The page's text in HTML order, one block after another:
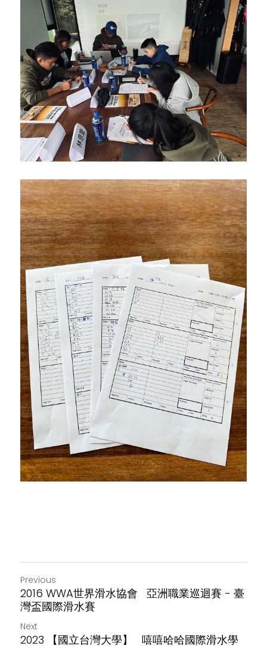
Previous
2016 WWA世界滑水協會 亞洲職業巡迴賽 - 臺
灣盃國際滑水賽
Next
2023 【國立台灣大學】 嘻嘻哈哈國際滑水學